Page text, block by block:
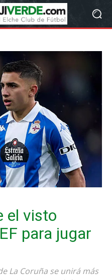
el visto
para jugar
La Coruña se unirá más